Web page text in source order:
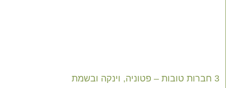
3 חברות טובות – פטוניה, וינקה ובשמת